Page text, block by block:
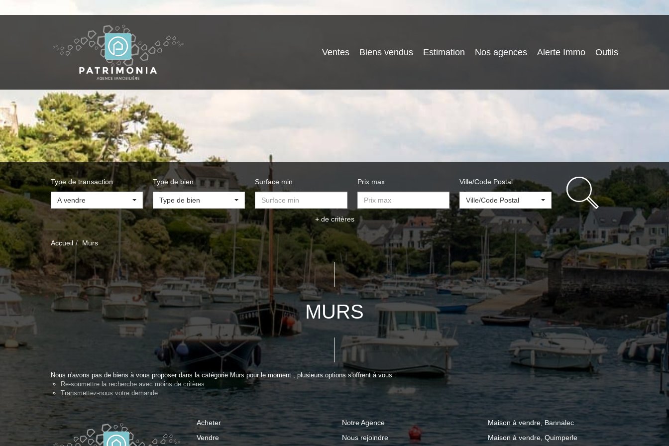
Ventes Biens vendus Estimation Nos agences Alerte Immo Outils
Type de transaction
A vendre
Type de bien
Type de bien
Surface min Prix max Ville/Code Postal
Ville/Code Postal
+ de critères
Accueil Murs
MURS
Nous n'avons pas de biens à vous proposer dans la catégorie Murs pour le moment , plusieurs options s'offrent à vous :
Re-soumettre la recherche avec moins de critères.
Transmettez-nous votre demande
Acheter
Vendre
Notre Agence
Nous rejoindre
Maison à vendre, Bannalec
Maison à vendre, Quimperle